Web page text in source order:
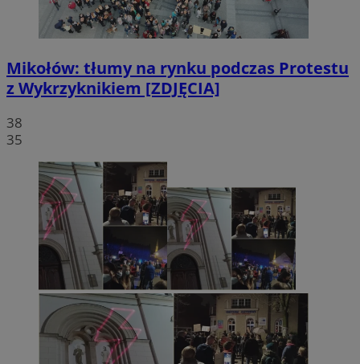
Mikołów: tłumy na rynku podczas Protestu
z Wykrzyknikiem [ZDJĘCIA]
38
35